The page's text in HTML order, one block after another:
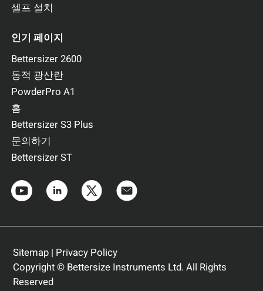
BeDensi B1
겉보기 밀도 측정기
측정 항목: 겉보기 밀도
측정 대상: 조분말등 다양한 분체 소재
셀프 설치
인기 페이지
Bettersizer 2600
동적 광산란
PowderPro A1
홈
Bettersizer S3 Plus
문의하기
Bettersizer ST
Sitemap| Privacy Policy
Copyright © Bettersize Instruments Ltd. All Rights
Reserved